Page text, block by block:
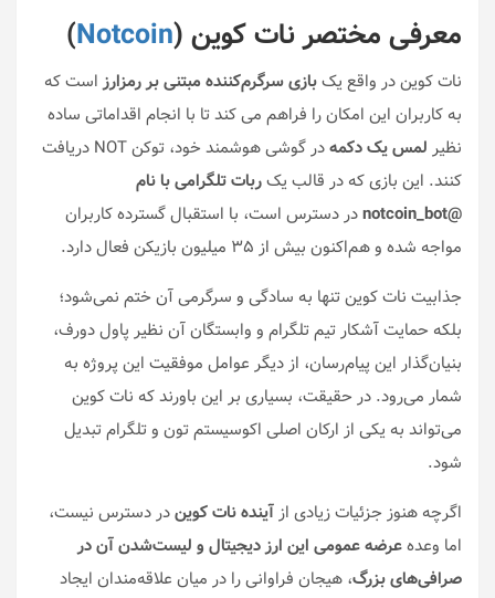
معرفی مختصر نات کوین (Notcoin
)
نات کوین در واقع یکبازی سرگرم‌کننده مبتنی بر رمزارزاست که
به کاربران این امکان را فراهم می کند تا با انجام اقداماتی ساده
نظیر لمس یک دکمه
در گوشی هوشمند خود، توکن NOT دریافت
کنند. این بازی که در قالب یکربات تلگرامی با نام
@notcoin_bot
در دسترس است، با استقبال گسترده کاربران
مواجه شده و هم‌اکنون بیش از ۳۵ میلیون بازیکن فعال دارد.
جذابیت نات کوین تنها به سادگی و سرگرمی آن ختم نمی‌شود؛
بلکه حمایت آشکار تیم تلگرام و وابستگان آن نظیر پاول دورف،
بنیان‌گذار این پیام‌رسان، از دیگر عوامل موفقیت این پروژه به
شمار می‌رود. در حقیقت، بسیاری بر این باورند که نات کوین
می‌تواند به یکی از ارکان اصلی اکوسیستم تون و تلگرام تبدیل
شود.
اگرچه هنوز جزئیات زیادی ازآینده نات کویندر دسترس نیست،
اما وعدهعرضه عمومی این ارز دیجیتال و لیست‌شدن آن در
صرافی‌های بزرگ، هیجان فراوانی را در میان علاقه‌مندان ایجاد